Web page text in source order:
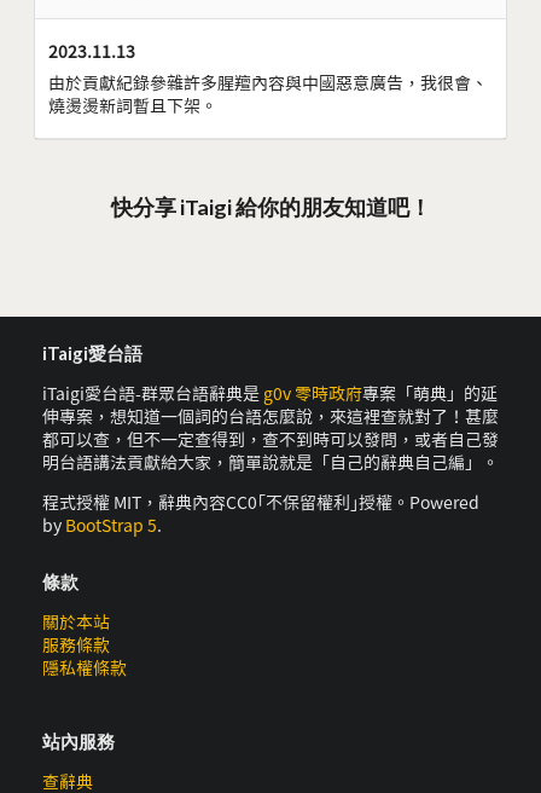
2023.11.13
由於貢獻紀錄參雜許多腥羶內容與中國惡意廣告，我很會、
燒燙燙新詞暫且下架。
快分享 iTaigi 給你的朋友知道吧！
iTaigi愛台語
iTaigi愛台語-群眾台語辭典是 g0v 零時政府專案「萌典」的延
伸專案，想知道一個詞的台語怎麼說，來這裡查就對了！甚麼
都可以查，但不一定查得到，查不到時可以發問，或者自己發
明台語講法貢獻給大家，簡單說就是「自己的辭典自己編」。
程式授權 MIT，辭典內容CC0｢不保留權利｣授權。Powered
by BootStrap 5.
條款
關於本站
服務條款
隱私權條款
站內服務
查辭典